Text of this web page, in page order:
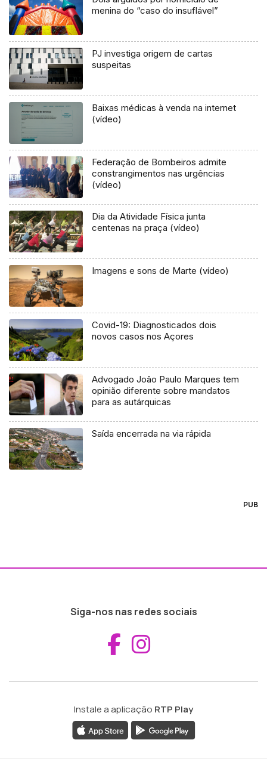
menina do “caso do insuflável”
PJ investiga origem de cartas
suspeitas
Baixas médicas à venda na internet
(vídeo)
Federação de Bombeiros admite
constrangimentos nas urgências
(vídeo)
Dia da Atividade Física junta
centenas na praça (vídeo)
Imagens e sons de Marte (vídeo)
Covid-19: Diagnosticados dois
novos casos nos Açores
Advogado João Paulo Marques tem
opinião diferente sobre mandatos
para as autárquicas
Saída encerrada na via rápida
PUB
Siga-nos nas redes sociais
Aceder ao
Instale a aplicação RTP Play